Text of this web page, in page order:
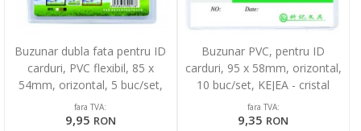
Buzunar dubla fata pentru ID
carduri, PVC flexibil, 85 x
54mm, orizontal, 5 buc/set,
KEJEA - transp
fara TVA:
9,95 RON
Buzunar PVC, pentru ID
carduri, 95 x 58mm, orizontal,
10 buc/set, KEJEA - cristal
fara TVA:
9,35 RON